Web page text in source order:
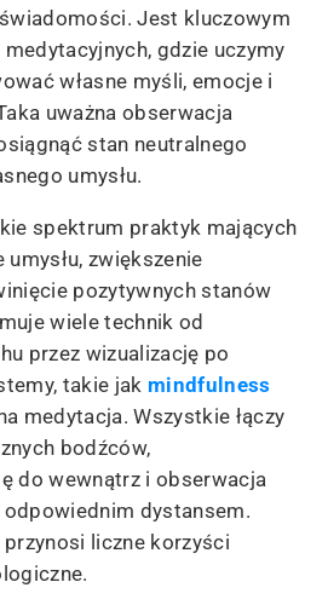
Jest kluczowym
gdzie uczymy
własne myśli, emocje i
uważna obserwacja
stan neutralnego
umysłu.
spektrum praktyk mających
zwiększenie
pozytywnych stanów
wiele technik od
przez wizualizację po
takie jak mindfulness
medytacja. Wszystkie łączy
bodźców,
do wewnątrz i obserwacja
odpowiednim dystansem.
liczne korzyści